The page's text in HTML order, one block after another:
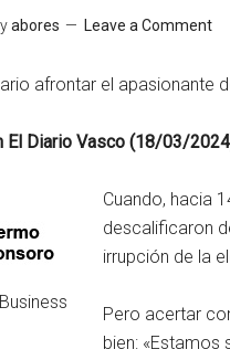
abores Leave a Comment
afrontar el
El Diario Vasco (18/03/
Cuando, hacia
descalificaron
irrupción de la
Pero acertar
bien: